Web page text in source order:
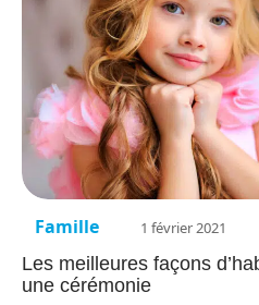
Famille 1 février 2021
Les meilleures façons
une cérémonie